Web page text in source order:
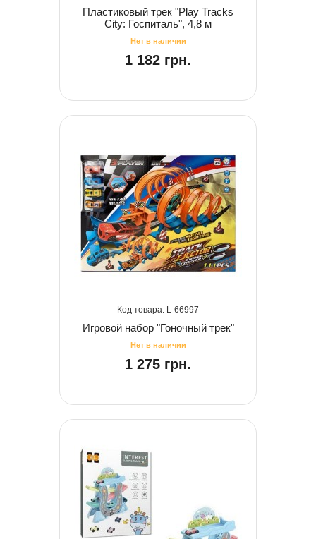
Пластиковый трек "Play Tracks
City: Госпиталь", 4,8 м
1 182 грн.
66997
Игровой набор "Гоночный трек"
1 275 грн.